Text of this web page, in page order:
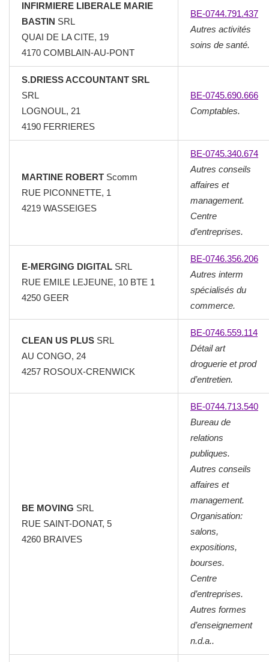
INFIRMIERE LIBERALE MARIE
BASTIN SRL
QUAI DE LA CITE, 19
4170 COMBLAIN-AU-PONT
BE-0744.791.437
Autres activités
soins de santé.
S.DRIESS ACCOUNTANT SRL
SRL
LOGNOUL, 21
4190 FERRIERES
BE-0745.690.666
Comptables.
MARTINE ROBERT Scomm
RUE PICONNETTE, 1
4219 WASSEIGES
BE-0745.340.674
Autres conseils
affaires et
management.
Centre
d’entreprises.
E-MERGING DIGITAL SRL
RUE EMILE LEJEUNE, 10 BTE 1
4250 GEER
BE-0746.356.206
Autres interm
spécialisés du
commerce.
CLEAN US PLUS SRL
AU CONGO, 24
4257 ROSOUX-CRENWICK
BE-0746.559.114
Détail art
droguerie et prod
d’entretien.
BE MOVING SRL
RUE SAINT-DONAT, 5
4260 BRAIVES
BE-0744.713.540
Bureau de
relations
publiques.
Autres conseils
affaires et
management.
Organisation:
salons,
expositions,
bourses.
Centre
d’entreprises.
Autres formes
d’enseignement
n.d.a..